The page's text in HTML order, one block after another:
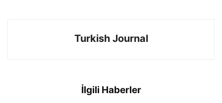
Turkish Journal
İlgili Haberler